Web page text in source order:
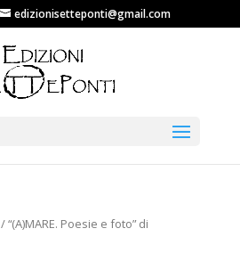
edizionisetteponti@gmail.com
/ “(A)MARE. Poesie e foto” di